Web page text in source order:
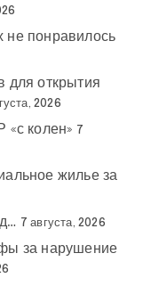
не понравилось
для открытия
2026
«с колен» 7
жилье за
7 августа, 2026
за нарушение